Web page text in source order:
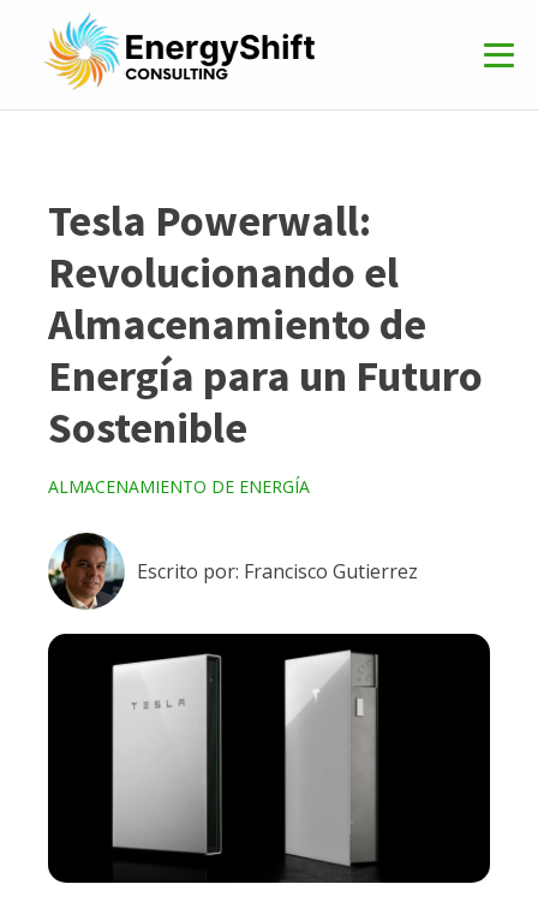
Tesla Powerwall:
Revolucionando el
Almacenamiento de
Energía para un Futuro
Sostenible
ALMACENAMIENTO DE ENERGÍA
Escrito por: Francisco Gutierrez